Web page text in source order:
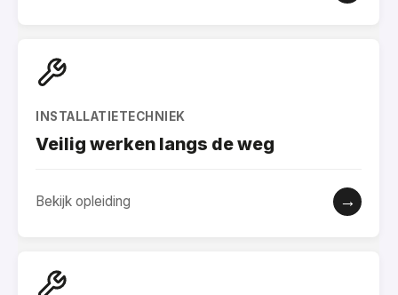
INSTALLATIETECHNIEK
Veilig werken langs de weg
Bekijk opleiding →